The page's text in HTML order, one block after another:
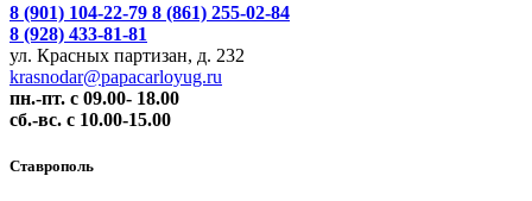
8 (901) 104-22-79 8 (861) 255-02-84
8 (928) 433-81-81
ул. Красных партизан, д. 232
krasnodar@papacarloyug.ru
пн.-пт. с 09.00- 18.00
сб.-вс. с 10.00-15.00
Ставрополь